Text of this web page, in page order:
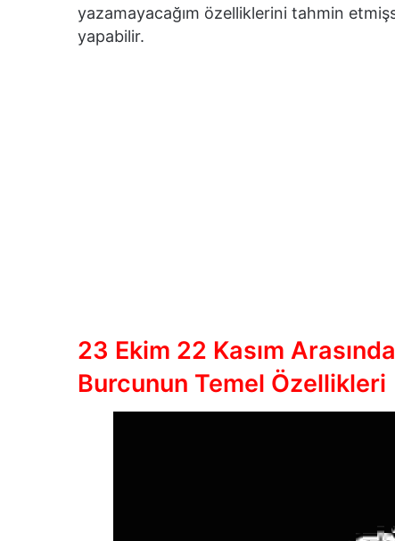
yazamayacağım özelliklerini tahmin
yapabilir.
23 Ekim 22 Kasım
Burcunun Temel Özellikleri